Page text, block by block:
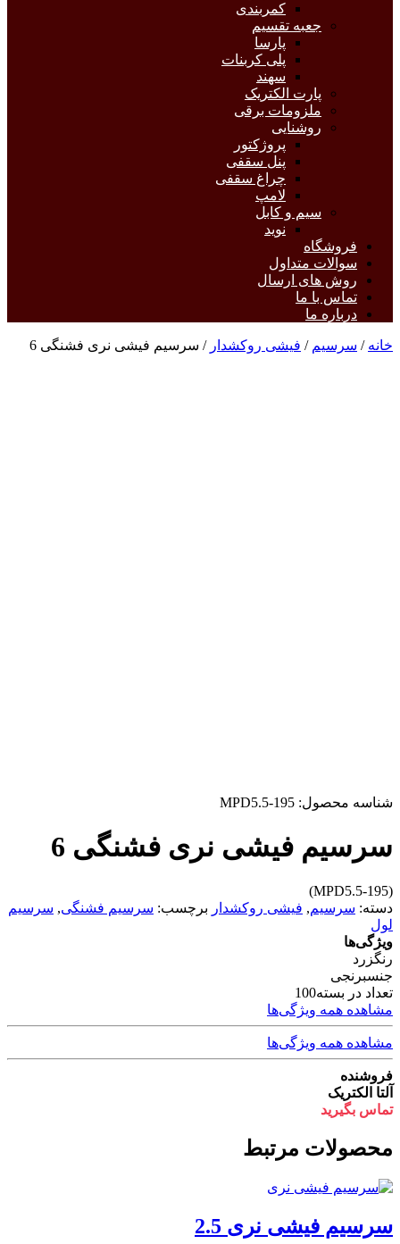
کمربندی
جعبه تقسیم
پارسا
پلی کربنات
سهند
پارت الکتریک
ملزومات برقی
روشنایی
پروژکتور
پنل سقفی
چراغ سقفی
لامپ
سیم و کابل
نوید
فروشگاه
سوالات متداول
روش های ارسال
تماس با ما
درباره ما
خانه / سرسیم / فیشی روکشدار / سرسیم فیشی نری فشنگی 6
شناسه محصول: MPD5.5-195
سرسیم فیشی نری فشنگی 6
(MPD5.5-195)
دسته: سرسیم, فیشی روکشدار برچسب: سرسیم فشنگی, سرسیم
لول
ویژگی‌ها
رنگزرد
جنسبرنجی
تعداد در بسته100
مشاهده همه ویژگی‌ها
مشاهده همه ویژگی‌ها
فروشنده
آلتا الکتریک
تماس بگیرید
محصولات مرتبط
سرسیم فیشی نری 2.5